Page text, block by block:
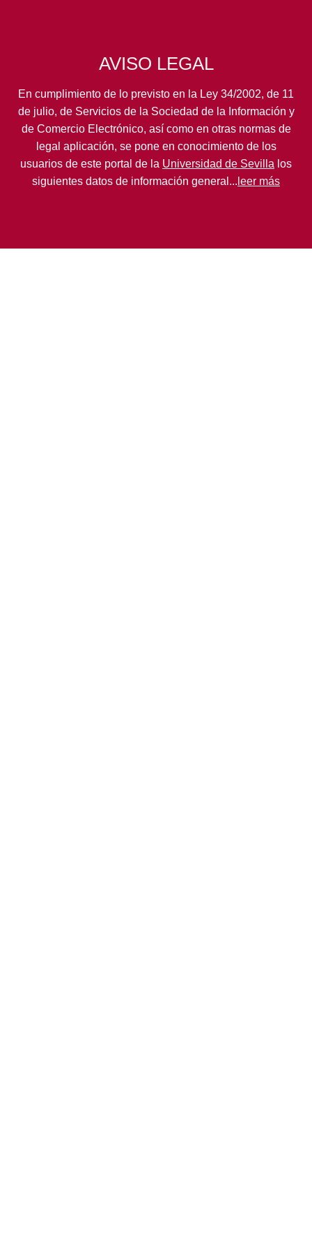
AVISO LEGAL
En cumplimiento de lo previsto en la Ley 34/2002, de 11
de julio, de Servicios de la Sociedad de la Información y
de Comercio Electrónico, así como en otras normas de
legal aplicación, se pone en conocimiento de los
usuarios de este portal de la Universidad de Sevilla los
siguientes datos de información general... leer más